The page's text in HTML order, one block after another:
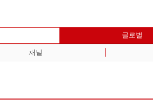
글로벌
채널